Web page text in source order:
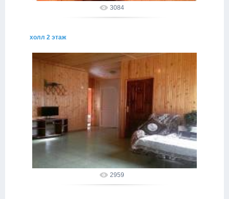
3084
холл 2 этаж
02.05.2015
2959